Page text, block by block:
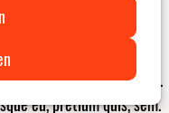
adipiscing elit. Aenean
Cum sociis natoque
nascetur ridiculus mus.
eu, pretium quis, sem.